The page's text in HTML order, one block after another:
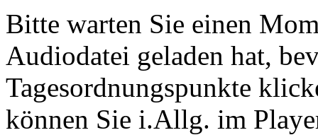
Bitte warten Sie einen
Audiodatei geladen hat,
Tagesordnungspunkte
können Sie i.Allg. im